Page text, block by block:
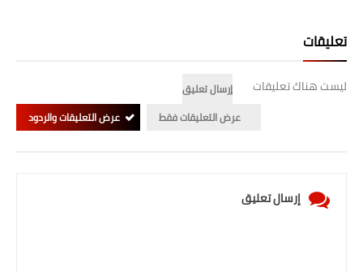
اخبار وقرارات وزارة التعليم
تعليقات
ليست هناك تعليقات
إرسال تعليق
عرض التعليقات فقط
عرض التعليقات والردود
إرسال تعليق